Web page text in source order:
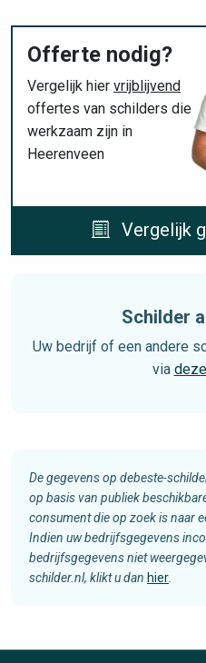
Offerte nodig?
Vergelijk hier vrijblijvend
offertes van schilders die
werkzaam zijn in
Heerenveen
Vergelijk
Schilder
Uw bedrijf of een andere
via
De gegevens op debeste-
op basis van publiek
consument die op zoek is naar
Indien uw bedrijfsgegevens
bedrijfsgegevens niet
schilder.nl, klikt u dan hier